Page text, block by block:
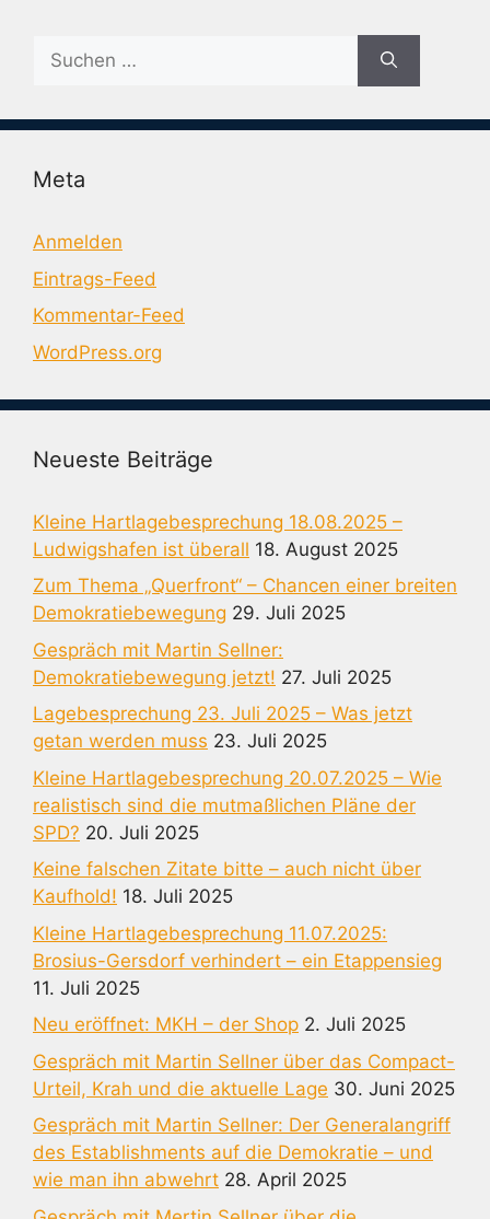
Suche
nach:
Meta
Anmelden
Eintrags-Feed
Kommentar-Feed
WordPress.org
Neueste Beiträge
Kleine Hartlagebesprechung 18.08.2025 –
Ludwigshafen ist überall 18. August 2025
Zum Thema „Querfront“ – Chancen einer breiten
Demokratiebewegung 29. Juli 2025
Gespräch mit Martin Sellner:
Demokratiebewegung jetzt! 27. Juli 2025
Lagebesprechung 23. Juli 2025 – Was jetzt
getan werden muss 23. Juli 2025
Kleine Hartlagebesprechung 20.07.2025 – Wie
realistisch sind die mutmaßlichen Pläne der
SPD? 20. Juli 2025
Keine falschen Zitate bitte – auch nicht über
Kaufhold! 18. Juli 2025
Kleine Hartlagebesprechung 11.07.2025:
Brosius-Gersdorf verhindert – ein Etappensieg
11. Juli 2025
Neu eröffnet: MKH – der Shop 2. Juli 2025
Gespräch mit Martin Sellner über das Compact-
Urteil, Krah und die aktuelle Lage 30. Juni 2025
Gespräch mit Martin Sellner: Der Generalangriff
des Establishments auf die Demokratie – und
wie man ihn abwehrt 28. April 2025